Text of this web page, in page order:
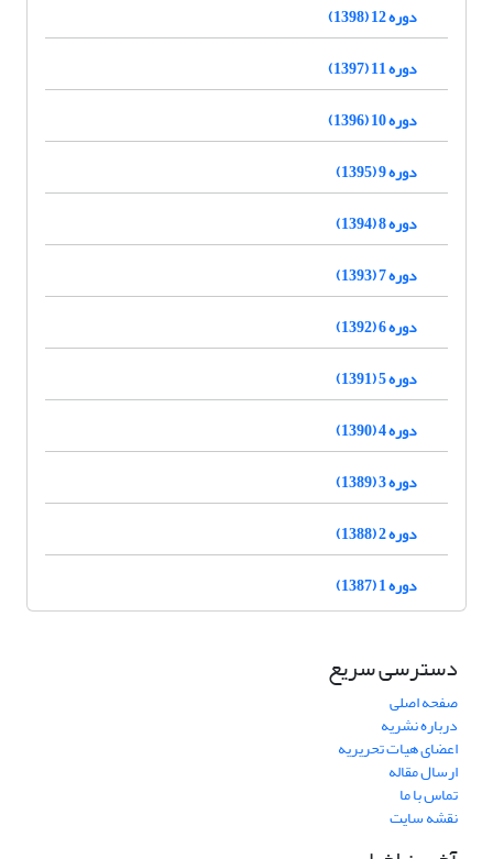
دوره 12 (1398)
دوره 11 (1397)
دوره 10 (1396)
دوره 9 (1395)
دوره 8 (1394)
دوره 7 (1393)
دوره 6 (1392)
دوره 5 (1391)
دوره 4 (1390)
دوره 3 (1389)
دوره 2 (1388)
دوره 1 (1387)
دسترسی سریع
صفحه اصلی
درباره نشریه
اعضای هیات تحریریه
ارسال مقاله
تماس با ما
نقشه سایت